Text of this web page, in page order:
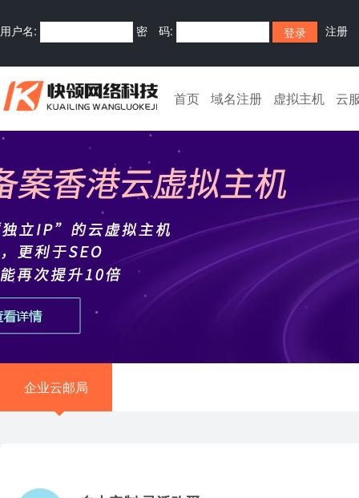
用户名: 密 码: 注册
首页 域名注册 虚拟主机 云
企业云邮局